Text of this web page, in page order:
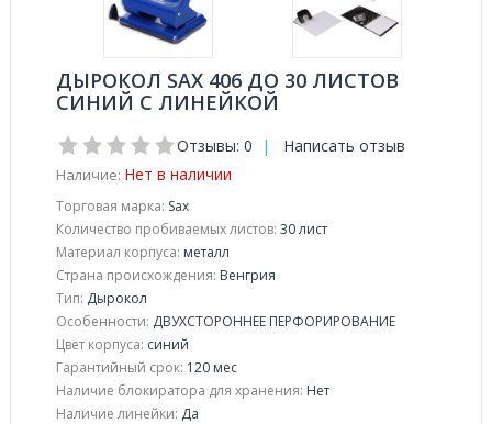
ДЫРОКОЛ SAX 406 ДО 30 ЛИСТОВ
СИНИЙ С ЛИНЕЙКОЙ
Отзывы: 0 | Написать отзыв
Наличие: Нет в наличии
Торговая марка: Sax
Количество пробиваемых листов: 30 лист
Материал корпуса: металл
Страна происхождения: Венгрия
Тип: Дырокол
Особенности: ДВУХСТОРОННЕЕ ПЕРФОРИРОВАНИЕ
Цвет корпуса: синий
Гарантийный срок: 120 мес
Наличие блокиратора для хранения: Нет
Наличие линейки: Да